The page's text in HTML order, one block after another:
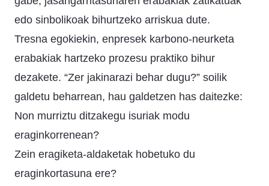
edo sinbolikoak bihurtzeko arriskua dute.
Tresna egokiekin, enpresek karbono-neurketa
erabakiak hartzeko prozesu praktiko bihur
dezakete. “Zer jakinarazi behar dugu?” soilik
galdetu beharrean, hau galdetzen has daitezke:
Non murriztu ditzakegu isuriak modu
eraginkorrenean?
Zein eragiketa-aldaketak hobetuko du
eraginkortasuna ere?